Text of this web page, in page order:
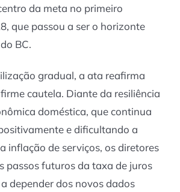
da meta no primeiro
que passou a ser o horizonte
BC.
gradual, a ata reafirma
cautela. Diante da resiliência
doméstica, que continua
e dificultando a
inflação de serviços, os diretores
passos futuros da taxa de juros
depender dos novos dados